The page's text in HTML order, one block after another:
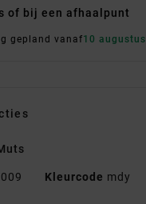
of bij een afhaalpunt
gepland vanaf10 augustus
Kleurcode mdy